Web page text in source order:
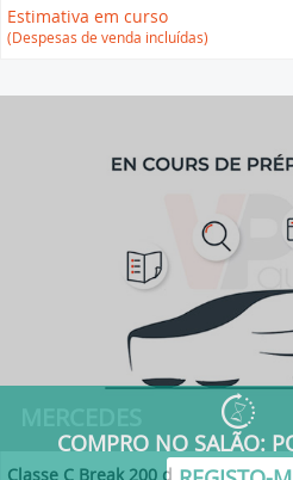
Estimativa em curso
(Despesas de venda incluídas)
Classe C Break 200 d